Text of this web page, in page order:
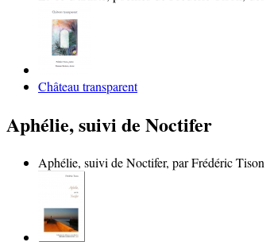
Château transparent
Aphélie, suivi de Noctifer
Aphélie, suivi de Noctifer, par Frédéric